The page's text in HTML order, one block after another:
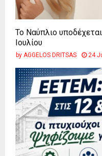
Το Ναύπλιο
Ιουλίου
by AGGELOS DRITSAS 24